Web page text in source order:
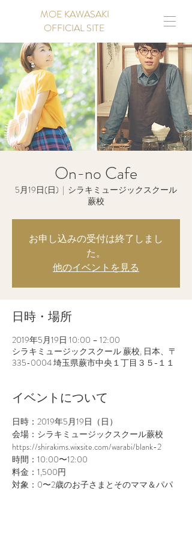
MOE KAWASAKI
OFFICIAL SITE
On-no Cafe
5月19日(日)
  |
シラキミュージックスクール
蕨校
お申し込みの受付は終了しまし
た。
他のイベントを見る
日時・場所
2019年5月19日 10:00 – 12:00
シラキミュージックスクール 蕨校, 日本、〒
335-0004 埼玉県蕨市中央１丁目３５−１１
イベントについて
日時：2019年5月19日（日）
会場：シラキミュージックスクール蕨校
https://shirakims.wixsite.com/warabi/blank-2
時間：10:00〜12:00
料金：1,500円
対象：0〜2歳のお子さまとそのママ＆パパ